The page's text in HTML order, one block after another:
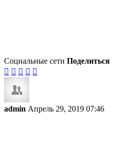
Социальные сети Поделиться
    
admin Апрель 29, 2019 07:46